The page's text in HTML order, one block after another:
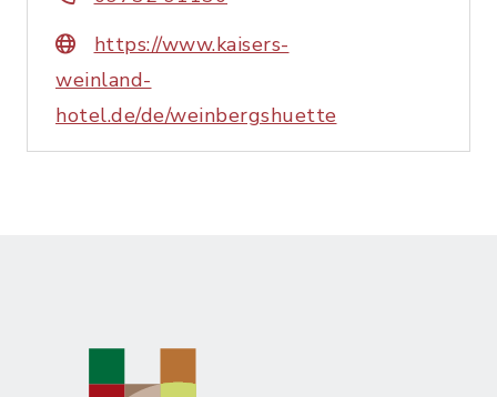
https://www.kaisers-
weinland-
hotel.de/de/weinbergshuette